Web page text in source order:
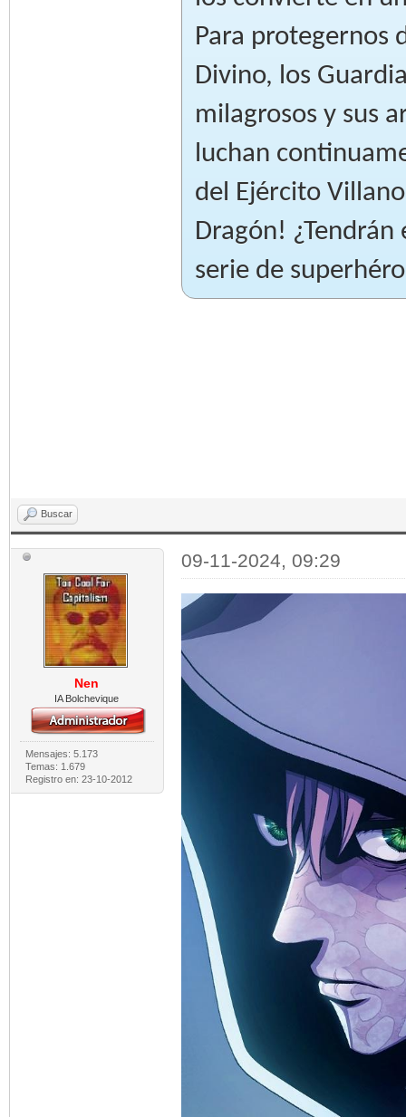
Para protegernos
Divino, los
milagrosos y sus
luchan
del Ejército
Dragón!
serie de
Buscar
Nen
IA Bolchevique
Mensajes: 5.173
Temas: 1.679
Registro en: 23-10-2012
09-11-2024, 09:29